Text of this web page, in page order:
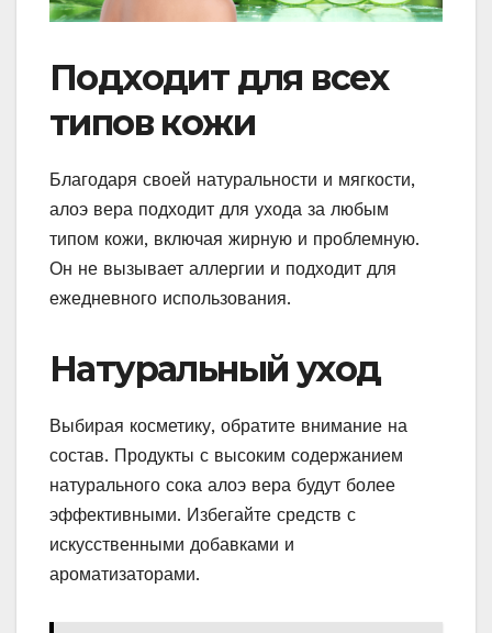
Подходит для всех
типов кожи
Благодаря своей натуральности и мягкости,
алоэ вера подходит для ухода за любым
типом кожи, включая жирную и проблемную.
Он не вызывает аллергии и подходит для
ежедневного использования.
Натуральный уход
Выбирая косметику, обратите внимание на
состав. Продукты с высоким содержанием
натурального сока алоэ вера будут более
эффективными. Избегайте средств с
искусственными добавками и
ароматизаторами.